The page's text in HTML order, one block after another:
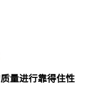
量进行靠得住性